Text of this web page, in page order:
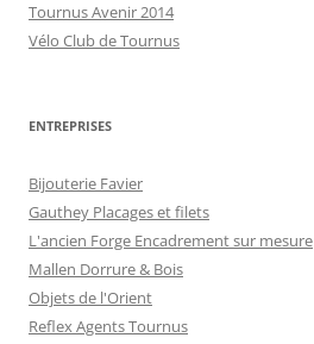
Tournus Avenir 2014
Vélo Club de Tournus
ENTREPRISES
Bijouterie Favier
Gauthey Placages et filets
L'ancien Forge Encadrement sur mesure
Mallen Dorrure & Bois
Objets de l'Orient
Reflex Agents Tournus